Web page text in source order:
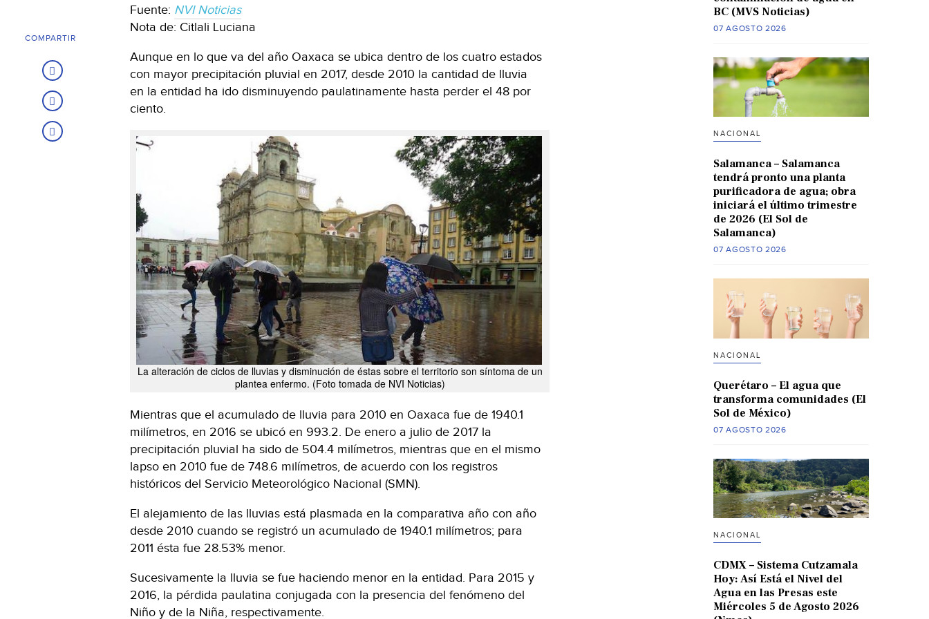
Fuente: NVI Noticias
Nota de: Citlali Luciana
Aunque en lo que va del año Oaxaca se ubica dentro de los cuatro estados
con mayor precipitación pluvial en 2017, desde 2010 la cantidad de lluvia
en la entidad ha ido disminuyendo paulatinamente hasta perder el 48 por
ciento.
La alteración de ciclos de lluvias y disminución de éstas sobre el territorio son síntoma de un
plantea enfermo. (Foto tomada de NVI Noticias)
Mientras que el acumulado de lluvia para 2010 en Oaxaca fue de 1940.1
milímetros, en 2016 se ubicó en 993.2. De enero a julio de 2017 la
precipitación pluvial ha sido de 504.4 milímetros, mientras que en el mismo
lapso en 2010 fue de 748.6 milímetros, de acuerdo con los registros
históricos del Servicio Meteorológico Nacional (SMN).
El alejamiento de las lluvias está plasmada en la comparativa año con año
desde 2010 cuando se registró un acumulado de 1940.1 milímetros; para
2011 ésta fue 28.53% menor.
Sucesivamente la lluvia se fue haciendo menor en la entidad. Para 2015 y
2016, la pérdida paulatina conjugada con la presencia del fenómeno del
Niño y de la Niña, respectivamente.
COMPARTIR
BC (MVS Noticias)
07 AGOSTO 2026
NACIONAL
Salamanca – Salamanca
tendrá pronto una planta
purificadora de agua; obra
iniciará el último trimestre
de 2026 (El Sol de
Salamanca)
07 AGOSTO 2026
NACIONAL
Querétaro – El agua que
transforma comunidades (El
Sol de México)
07 AGOSTO 2026
NACIONAL
CDMX – Sistema Cutzamala
Hoy: Así Está el Nivel del
Agua en las Presas este
Miércoles 5 de Agosto 2026